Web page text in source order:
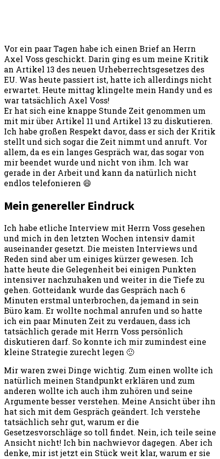
Vor ein paar Tagen habe ich einen Brief an Herrn
Axel Voss geschickt. Darin ging es um meine Kritik
an Artikel 13 des neuen Urheberrechtsgesetzes des
EU. Was heute passiert ist, hatte ich allerdings nicht
erwartet. Heute mittag klingelte mein Handy und es
war tatsächlich Axel Voss!
Er hat sich eine knappe Stunde Zeit genommen um
mit mir über Artikel 11 und Artikel 13 zu diskutieren.
Ich habe großen Respekt davor, dass er sich der Kritik
stellt und sich sogar die Zeit nimmt und anruft. Vor
allem, da es ein langes Gespräch war, das sogar von
mir beendet wurde und nicht von ihm. Ich war
gerade in der Arbeit und kann da natürlich nicht
endlos telefonieren 😄
Mein genereller Eindruck
Ich habe etliche Interview mit Herrn Voss gesehen
und mich in den letzten Wochen intensiv damit
auseinander gesetzt. Die meisten Interviews und
Reden sind aber um einiges kürzer gewesen. Ich
hatte heute die Gelegenheit bei einigen Punkten
intensiver nachzuhaken und weiter in die Tiefe zu
gehen. Gotteidank wurde das Gespräch nach 6
Minuten erstmal unterbrochen, da jemand in sein
Büro kam. Er wollte nochmal anrufen und so hatte
ich ein paar Minuten Zeit zu verdauen, dass ich
tatsächlich gerade mit Herrn Voss persönlich
diskutieren darf. So konnte ich mir zumindest eine
kleine Strategie zurecht legen 🙂
Mir waren zwei Dinge wichtig. Zum einen wollte ich
natürlich meinen Standpunkt erklären und zum
anderen wollte ich auch ihm zuhören und seine
Argumente besser verstehen. Meine Ansicht über ihn
hat sich mit dem Gespräch geändert. Ich verstehe
tatsächlich sehr gut, warum er die
Gesetzesvorschläge so toll findet. Nein, ich teile seine
Ansicht nicht! Ich bin nachwievor dagegen. Aber ich
denke, mir ist jetzt ein Stück weit klar, warum er sie